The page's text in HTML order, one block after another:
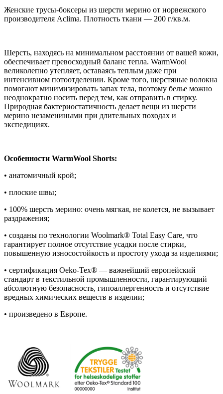
Женские трусы-боксеры из шерсти мерино от норвежского
производителя Aclima. Плотность ткани — 200 г/кв.м.
Шерсть, находясь на минимальном расстоянии от вашей кожи,
обеспечивает превосходный баланс тепла. WarmWool
великолепно утепляет, оставаясь теплым даже при
интенсивном потоотделении. Кроме того, шерстяные волокна
помогают минимизировать запах тела, поэтому белье можно
неоднократно носить перед тем, как отправить в стирку.
Природная бактериостатичность делает вещи из шерсти
мерино незамениными при длительных походах и
экспедициях.
Особенности WarmWool Shorts:
• анатомичный крой;
• плоские швы;
• 100% шерсть мерино: очень мягкая, не колется, не вызывает
раздражения;
• созданы по технологии Woolmark® Total Easy Care, что
гарантирует полное отсутствие усадки после стирки,
повышенную износостойкость и простоту ухода за изделиями;
• сертификация Oeko-Tex® — важнейший европейский
стандарт в текстильной промышленности, гарантирующий
абсолютную безопасность, гипоаллергенность и отсутствие
вредных химических веществ в изделии;
• произведено в Европе.